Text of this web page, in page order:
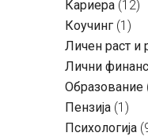
Кариера (12)
Коучинг (1)
Личен раст и
Лични
Образование
Пензија (1)
Психологија